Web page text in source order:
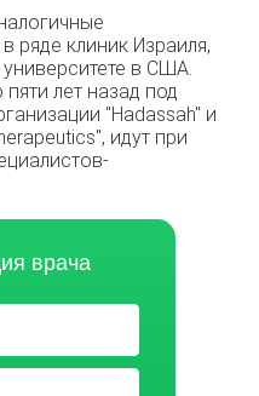
ряде клиник Израиля,
в США.
лет назад под
"Hadassah" и
идут при
врача